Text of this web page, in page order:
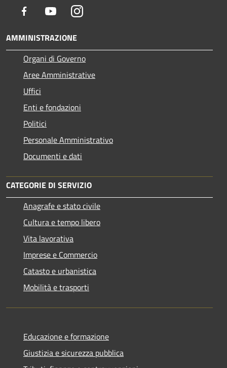
Facebook YoutubeInstagram
AMMINISTRAZIONE
Organi di Governo
Aree Amministrative
Uffici
Enti e fondazioni
Politici
Personale Amministrativo
Documenti e dati
CATEGORIE DI SERVIZIO
Anagrafe e stato civile
Cultura e tempo libero
Vita lavorativa
Imprese e Commercio
Catasto e urbanistica
Mobilità e trasporti
Educazione e formazione
Giustizia e sicurezza pubblica